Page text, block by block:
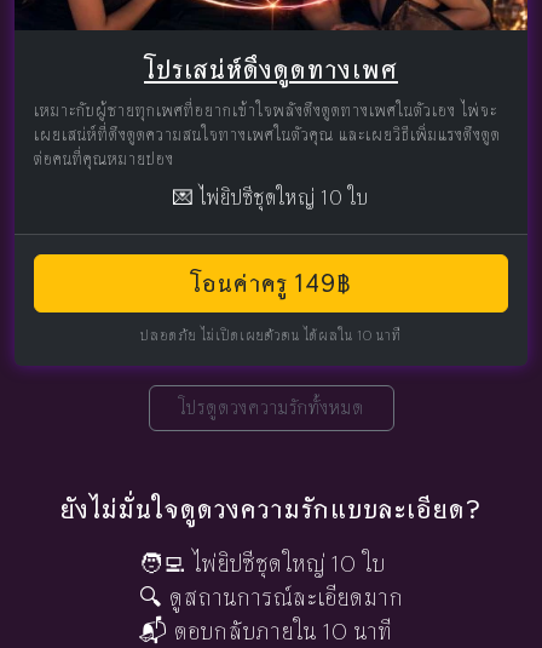
โปรเสน่ห์ดึงดูดทางเพศ
เหมาะกับผู้ชายทุกเพศที่อยากเข้าใจพลังดึงดูดทางเพศในตัวเอง ไพ่จะ
เผยเสน่ห์ที่ดึงดูดความสนใจทางเพศในตัวคุณ และเผยวิธีเพิ่มแรงดึงดูด
ต่อคนที่คุณหมายปอง
💌 ไพ่ยิปซีชุดใหญ่ 10 ใบ
โอนค่าครู 149฿
ปลอดภัย ไม่เปิดเผยตัวตน ได้ผลใน 10 นาที
โปรดูดวงความรักทั้งหมด
ยังไม่มั่นใจดูดวงความรักแบบละเอียด?
🧑‍💻 ไพ่ยิปซีชุดใหญ่ 10 ใบ
🔍 ดูสถานการณ์ละเอียดมาก
📬 ตอบกลับภายใน 10 นาที